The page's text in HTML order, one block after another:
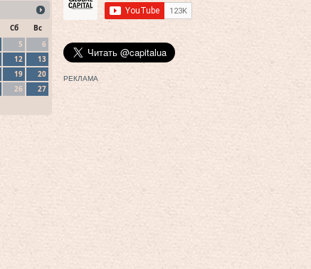
Сб
Вс
5
6
12
13
19
20
26
27
РЕКЛАМА